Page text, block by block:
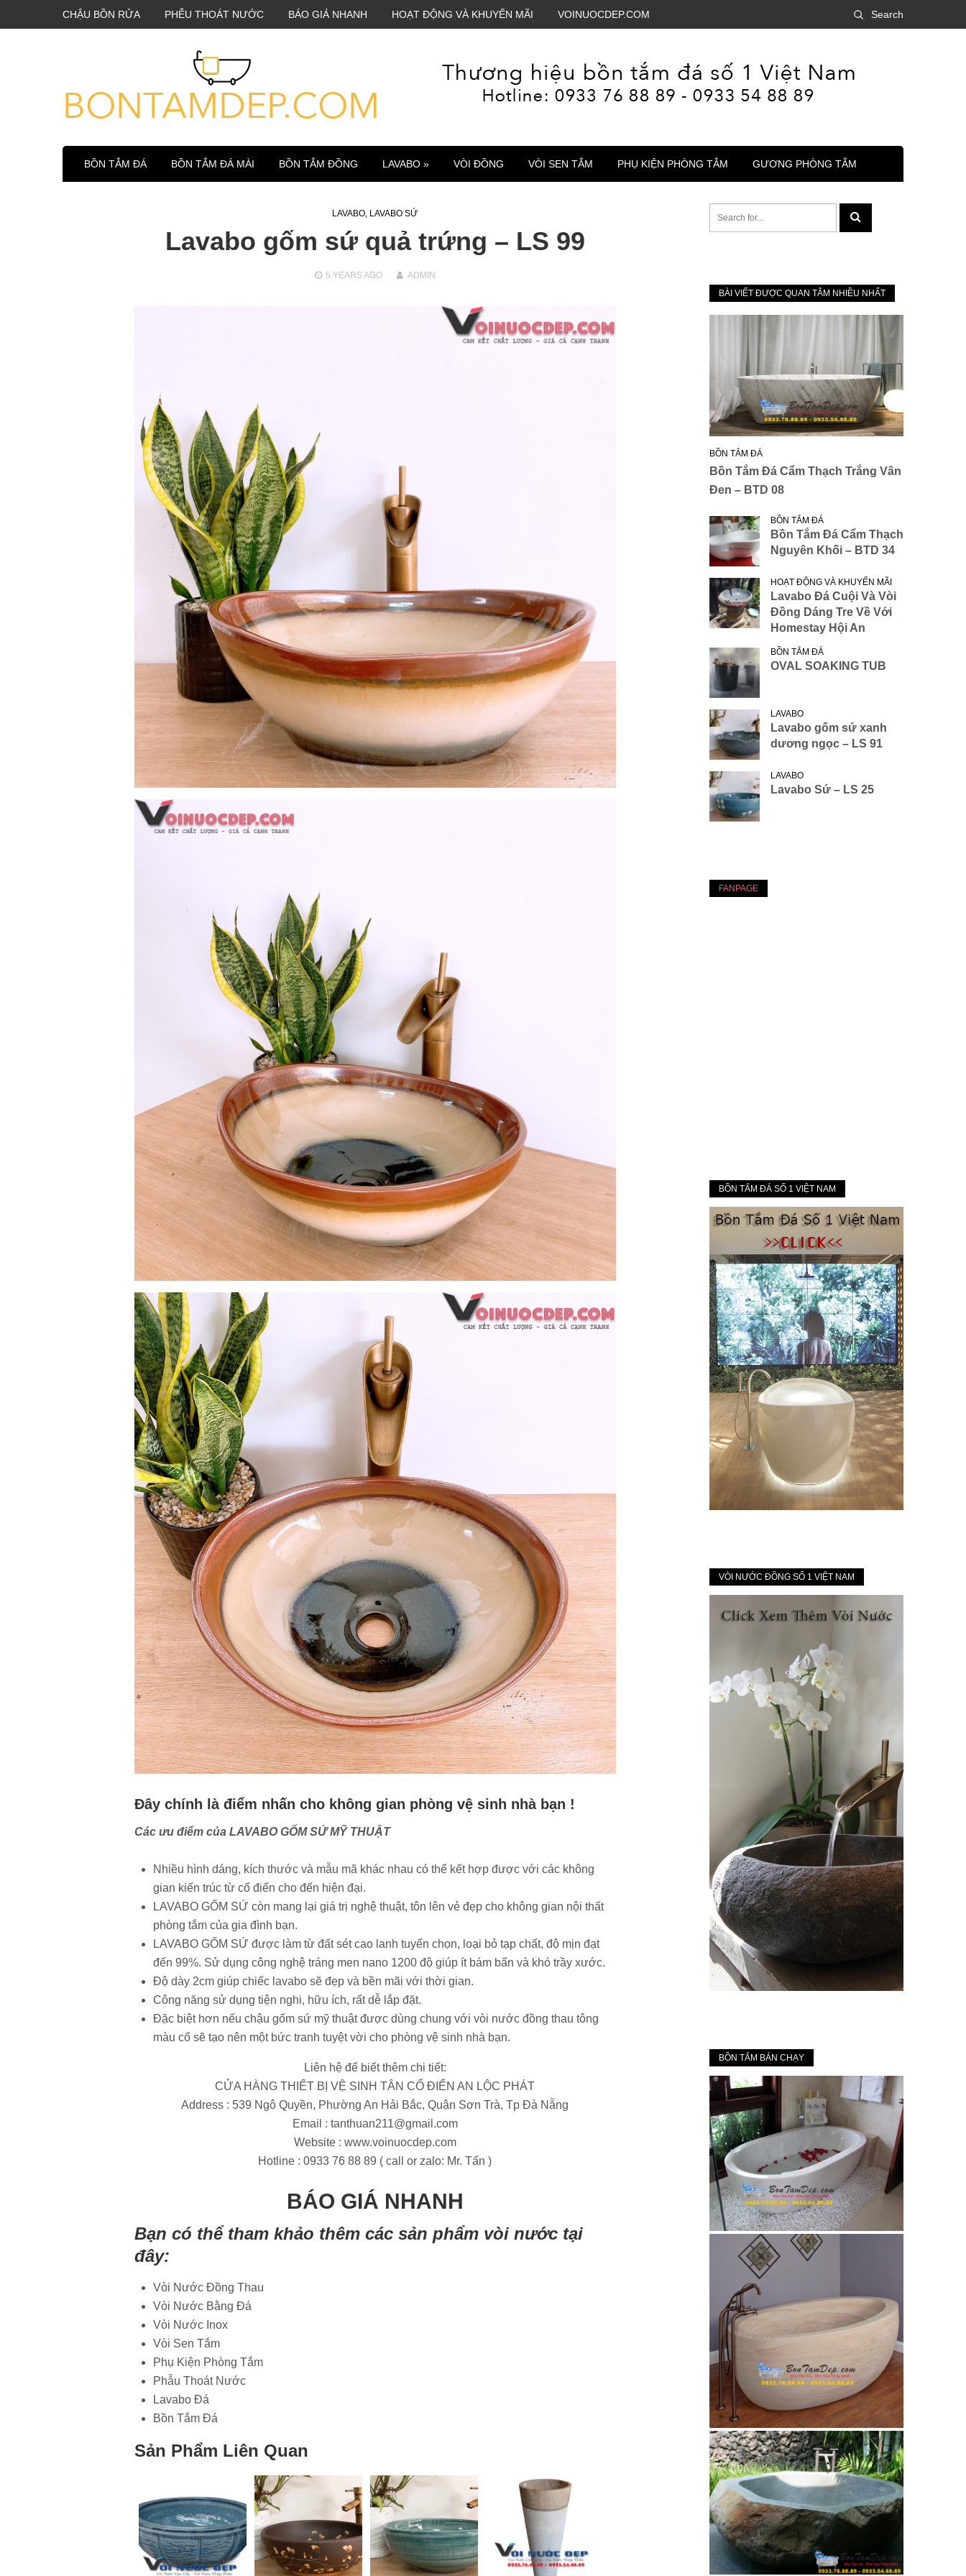
CHẬU BỒN RỬA PHỄU THOÁT NƯỚC BÁO GIÁ NHANH HOẠT ĐỘNG VÀ KHUYẾN MÃI VOINUOCDEP.COM Search
BỒN TẮM ĐÁ BỒN TẮM ĐÁ MÀI BỒN TẮM ĐỒNG LAVABO » VÒI ĐỒNG VÒI SEN TẮM PHỤ KIỆN PHÒNG TẮM GƯƠNG PHÒNG TẮM
LAVABO, LAVABO SỨ
Lavabo gốm sứ quả trứng – LS 99
5 YEARSAGO ADMIN
Đây chính là điểm nhấn cho không gian phòng vệ sinh nhà bạn !
Các ưu điểm của LAVABO GỐM SỨ MỸ THUẬT
Nhiều hình dáng, kích thước và mẫu mã khác nhau có thể kết hợp được với các không
gian kiến trúc từ cổ điển cho đến hiện đại.
LAVABO GỐM SỨ còn mang lại giá trị nghệ thuật, tôn lên vẻ đẹp cho không gian nội thất
phòng tắm của gia đình bạn.
LAVABO GỐM SỨ được làm từ đất sét cao lanh tuyển chọn, loại bỏ tạp chất, độ mịn đạt
đến 99%. Sử dụng công nghệ tráng men nano 1200 độ giúp ít bám bẩn và khó trầy xước.
Độ dày 2cm giúp chiếc lavabo sẽ đẹp và bền mãi với thời gian.
Công năng sử dụng tiện nghi, hữu ích, rất dễ lắp đặt.
Đặc biệt hơn nếu chậu gốm sứ mỹ thuật được dùng chung với vòi nước đồng thau tông
màu cổ sẽ tạo nên một bức tranh tuyệt vời cho phòng vệ sinh nhà bạn.
Liên hệ để biết thêm chi tiết:
CỬA HÀNG THIẾT BỊ VỆ SINH TÂN CỔ ĐIỂN AN LỘC PHÁT
Address : 539 Ngô Quyền, Phường An Hải Bắc, Quận Sơn Trà, Tp Đà Nẵng
Email : tanthuan211@gmail.com
Website : www.voinuocdep.com
Hotline : 0933 76 88 89 ( call or zalo: Mr. Tấn )
BÁO GIÁ NHANH
Bạn có thể tham khảo thêm các sản phẩm vòi nước tại
đây:
Vòi Nước Đồng Thau
Vòi Nước Bằng Đá
Vòi Nước Inox
Vòi Sen Tắm
Phụ Kiện Phòng Tắm
Phẫu Thoát Nước
Lavabo Đá
Bồn Tắm Đá
Sản Phẩm Liên Quan
BÀI VIẾT ĐƯỢC QUAN TÂM NHIỀU NHẤT
BỒN TẮM ĐÁ
Bồn Tắm Đá Cẩm Thạch Trắng Vân
Đen – BTD 08
BỒN TẮM ĐÁ
Bồn Tắm Đá Cẩm Thạch
Nguyên Khối – BTD 34
HOẠT ĐỘNG VÀ KHUYẾN MÃI
Lavabo Đá Cuội Và Vòi
Đồng Dáng Tre Về Với
Homestay Hội An
BỒN TẮM ĐÁ
OVAL SOAKING TUB
LAVABO
Lavabo gốm sứ xanh
dương ngọc – LS 91
LAVABO
Lavabo Sứ – LS 25
FANPAGE
BỒN TẮM ĐÁ SỐ 1 VIỆT NAM
VÒI NƯỚC ĐỒNG SỐ 1 VIỆT NAM
BỒN TẮM BÁN CHẠY